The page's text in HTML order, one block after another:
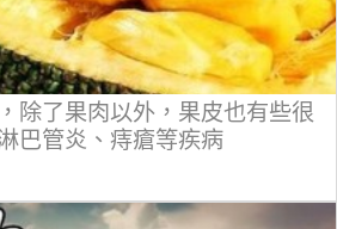
除了果肉以外，果皮也有些很
巴管炎、痔瘡等疾病